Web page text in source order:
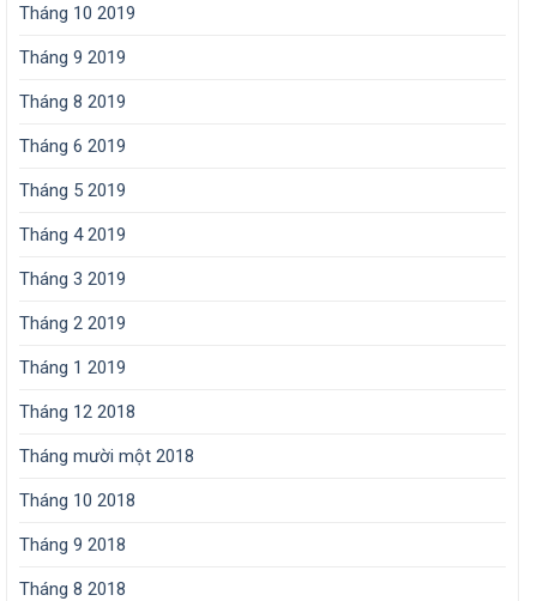
Tháng 10 2019
Tháng 9 2019
Tháng 8 2019
Tháng 6 2019
Tháng 5 2019
Tháng 4 2019
Tháng 3 2019
Tháng 2 2019
Tháng 1 2019
Tháng 12 2018
Tháng mười một 2018
Tháng 10 2018
Tháng 9 2018
Tháng 8 2018